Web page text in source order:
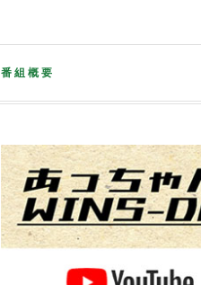
番組概要